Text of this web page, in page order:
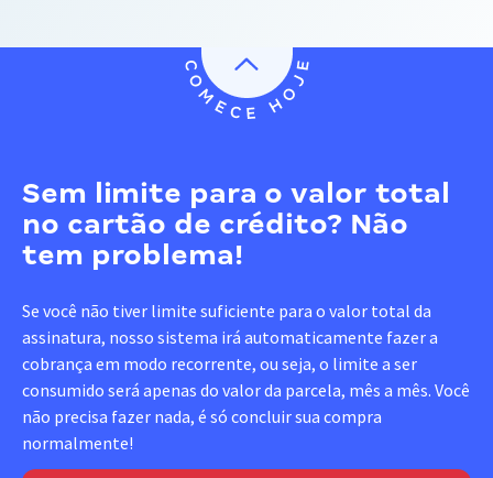
Sem limite para o valor total
no cartão de crédito? Não
tem problema!
Se você não tiver limite suficiente para o valor total da
assinatura, nosso sistema irá automaticamente fazer a
cobrança em modo recorrente, ou seja, o limite a ser
consumido será apenas do valor da parcela, mês a mês. Você
não precisa fazer nada, é só concluir sua compra
normalmente!